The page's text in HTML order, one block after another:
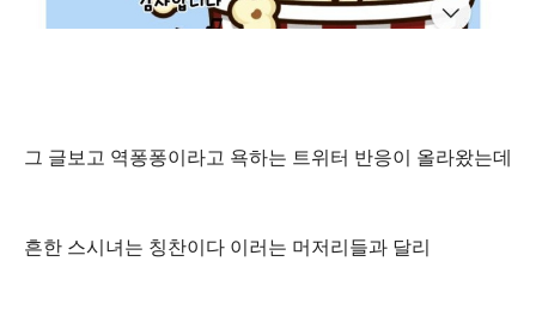
그 글보고 역퐁퐁이라고 욕하는 트위터 반응이 올라왔는데
흔한 스시녀는 칭찬이다 이러는 머저리들과 달리